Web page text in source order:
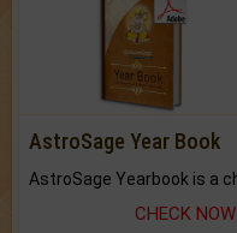
AstroSage Year Book
CHECK NOW